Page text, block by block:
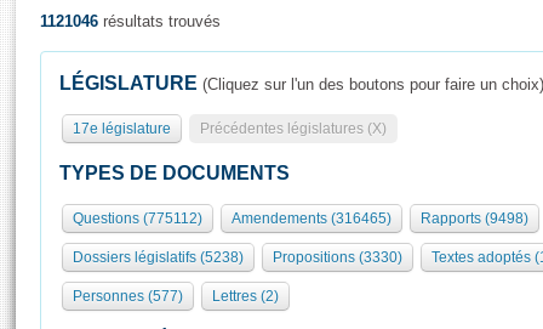
Présidence
577 députés
Groupes politiques
Élections législatives
Séance publique
Commissions et autres organes
Europe et International
Contrôle et évaluation
Congrès
Rôle et pouvoirs de l'Assemblée
Organisation de l'Assemblée
Présidence Conférence des Présidents Bureau Collège des
Visiter l'Assemblée
Visite virtuelle du palais Bourbon
Assister à une séance
Accès des chercheurs à l’Assemblée
Les évènements
1121046 résultats trouvés
LÉGISLATURE (Cliquez sur l'un des boutons pour faire un choix)
17e législature Précédentes législatures (X)
TYPES DE DOCUMENTS
Questions (775112) Amendements (316465) Rapports (9498)
Dossiers législatifs (5238) Propositions (3330) Textes adoptés
Personnes (577) Lettres (2)